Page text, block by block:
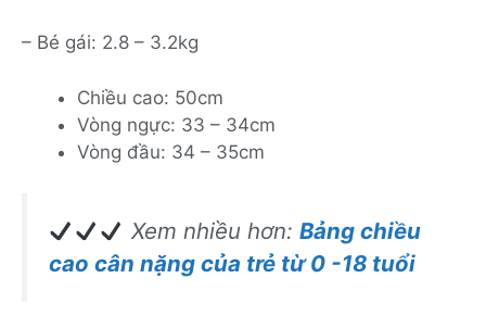
– Bé gái: 2.8 – 3.2kg
Chiều cao: 50cm
Vòng ngực: 33 – 34cm
Vòng đầu: 34 – 35cm
Xem nhiều hơn: Bảng chiều
cao cân nặng của trẻ từ 0 -18 tuổi